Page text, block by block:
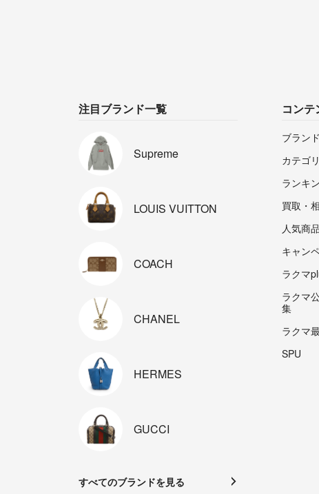
注目ブランド一覧
Supreme
LOUIS VUITTON
COACH
CHANEL
HERMES
GUCCI
すべてのブランドを見る
コンテ
ブラン
カテゴ
ランキ
買取・
人気商
キャン
ラクマ
ラクマ
集
ラクマ
SPU